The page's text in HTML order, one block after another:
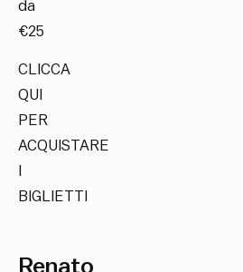
da
€25
CLICCA
QUI
PER
ACQUISTARE
BIGLIETTI
Renato